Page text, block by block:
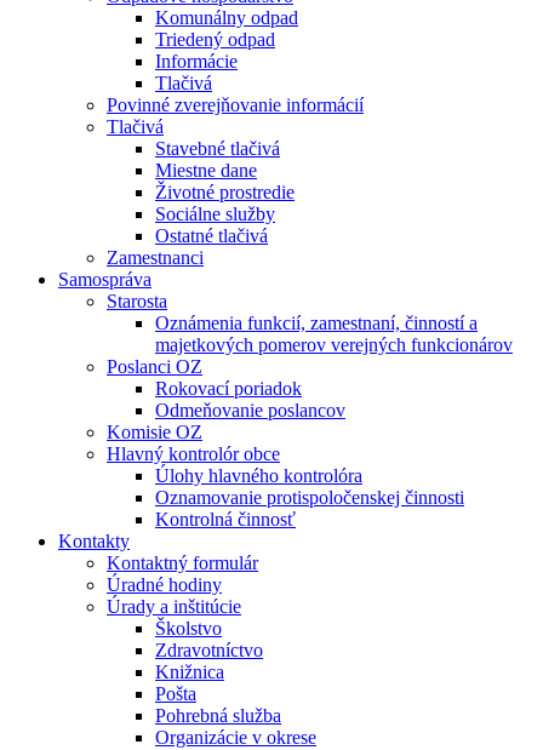
Komunálny odpad
Triedený odpad
Informácie
Tlačivá
Povinné zverejňovanie informácií
Tlačivá
Stavebné tlačivá
Miestne dane
Životné prostredie
Sociálne služby
Ostatné tlačivá
Zamestnanci
Samospráva
Starosta
Oznámenia funkcií, zamestnaní, činností a
majetkových pomerov verejných funkcionárov
Poslanci OZ
Rokovací poriadok
Odmeňovanie poslancov
Komisie OZ
Hlavný kontrolór obce
Úlohy hlavného kontrolóra
Oznamovanie protispoločenskej činnosti
Kontrolná činnosť
Kontakty
Kontaktný formulár
Úradné hodiny
Úrady a inštitúcie
Školstvo
Zdravotníctvo
Knižnica
Pošta
Pohrebná služba
Organizácie v okrese